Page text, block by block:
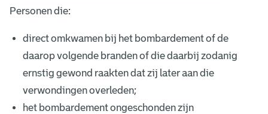
Personen die:
direct omkwamen bij het bombardement of de
daarop volgende branden of die daarbij zodanig
ernstig gewond raakten dat zij later aan die
verwondingen overleden;
het bombardement ongeschonden zijn